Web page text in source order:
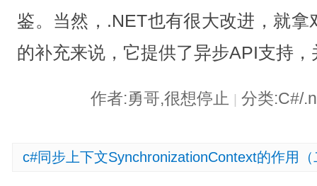
鉴。当然，.NET也有很大改进，就
的补充来说，它提供了异步API支持
作者:勇哥,很想停止 分类:C#/
c#同步上下文SynchronizationContext的作用（